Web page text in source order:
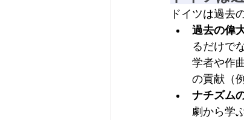
ドイツは過去
過去の偉
るだけで
学者や作
の貢献（
ナチズム
劇から学